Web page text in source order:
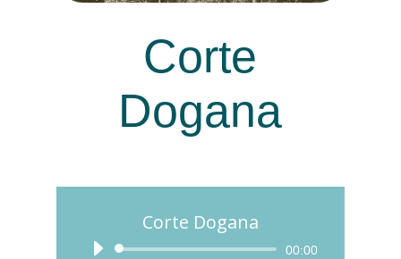
Corte
Dogana
Corte Dogana
Audio
00:00